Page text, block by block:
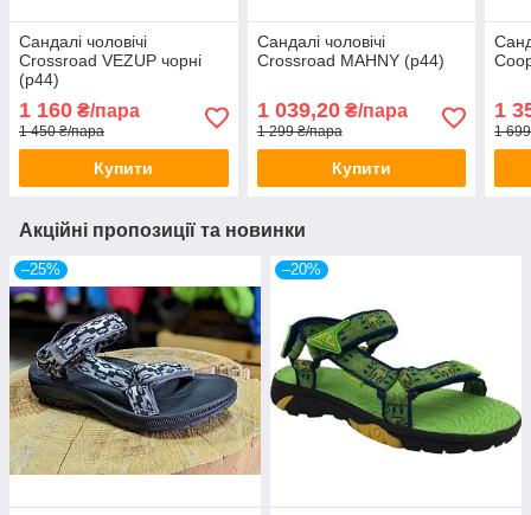
Сандалі чоловічі
Crossroad VEZUP чорні
(р44)
1 160 ₴/пара
1 450 ₴/пара
Купити
Сандалі чоловічі
Crossroad MAHNY (р44)
1 039,20₴/пара
1 299 ₴/пара
Купити
1
1
Акційні пропозиції та новинки
–25% –20%